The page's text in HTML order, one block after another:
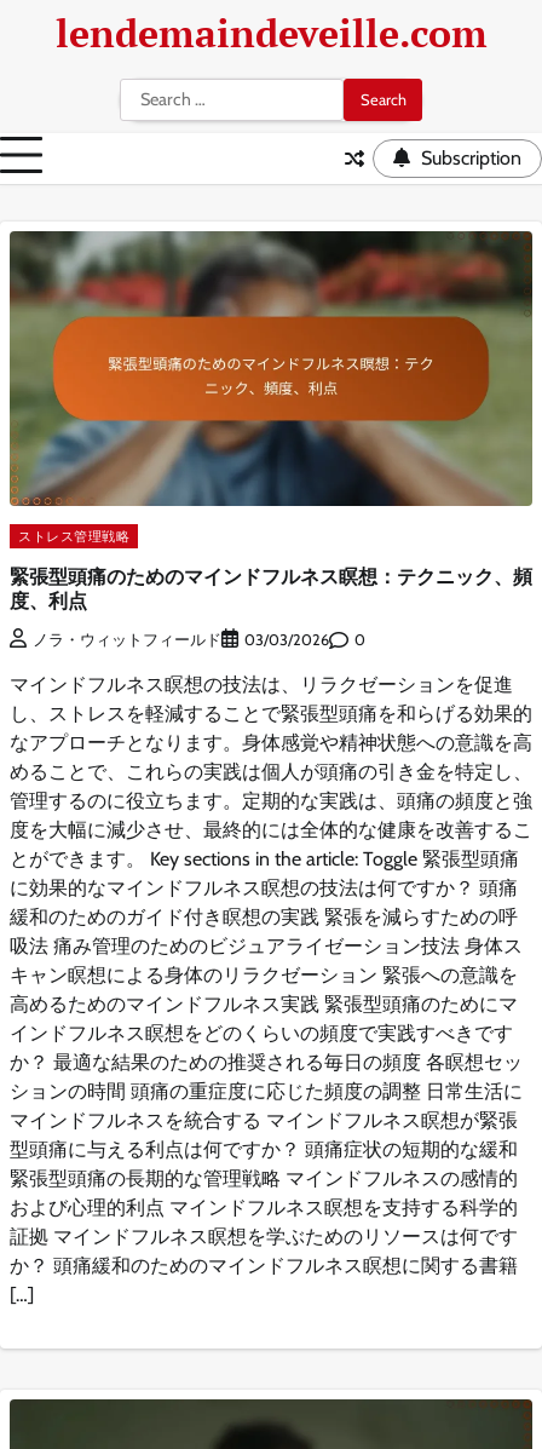
lendemaindeveille.com
Search
for:
Subscription
ストレス管理戦略
緊張型頭痛のためのマインドフルネス瞑想：テクニック、頻
度、利点
ノラ・ウィットフィールド 03/03/2026 0
マインドフルネス瞑想の技法は、リラクゼーションを促進
し、ストレスを軽減することで緊張型頭痛を和らげる効果的
なアプローチとなります。身体感覚や精神状態への意識を高
めることで、これらの実践は個人が頭痛の引き金を特定し、
管理するのに役立ちます。定期的な実践は、頭痛の頻度と強
度を大幅に減少させ、最終的には全体的な健康を改善するこ
とができます。 Key sections in the article: Toggle 緊張型頭痛
に効果的なマインドフルネス瞑想の技法は何ですか？ 頭痛
緩和のためのガイド付き瞑想の実践 緊張を減らすための呼
吸法 痛み管理のためのビジュアライゼーション技法 身体ス
キャン瞑想による身体のリラクゼーション 緊張への意識を
高めるためのマインドフルネス実践 緊張型頭痛のためにマ
インドフルネス瞑想をどのくらいの頻度で実践すべきです
か？ 最適な結果のための推奨される毎日の頻度 各瞑想セッ
ションの時間 頭痛の重症度に応じた頻度の調整 日常生活に
マインドフルネスを統合する マインドフルネス瞑想が緊張
型頭痛に与える利点は何ですか？ 頭痛症状の短期的な緩和
緊張型頭痛の長期的な管理戦略 マインドフルネスの感情的
および心理的利点 マインドフルネス瞑想を支持する科学的
証拠 マインドフルネス瞑想を学ぶためのリソースは何です
か？ 頭痛緩和のためのマインドフルネス瞑想に関する書籍
[…]